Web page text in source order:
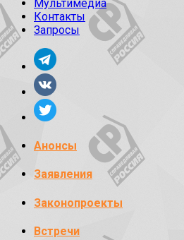
Мультимедиа
Контакты
Запросы
Анонсы
Заявления
Законопроекты
Встречи